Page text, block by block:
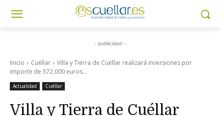
- publicidad -
Inicio Cuéllar
Villa y Tierra de Cuéllar realizará inversiones por
importe de 572.000 euros...
Actualidad Cuéllar
Villa y Tierra de Cuéllar